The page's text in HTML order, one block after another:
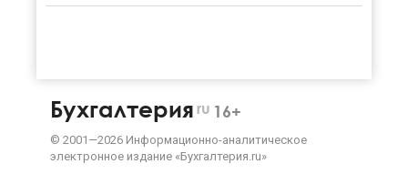
Бухгалтерия ru 16+
© 2001—2026 Информационно-аналитическое
электронное издание «Бухгалтерия.ru»